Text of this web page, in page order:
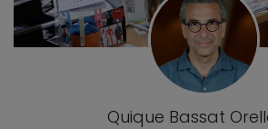
Quique Bassat